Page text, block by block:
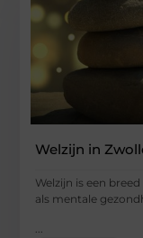
Welzijn in
Welzijn is een
als mentale